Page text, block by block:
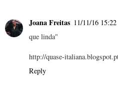
Joana Freitas 11/11/16 15:22
que linda"
http://quase-
Reply